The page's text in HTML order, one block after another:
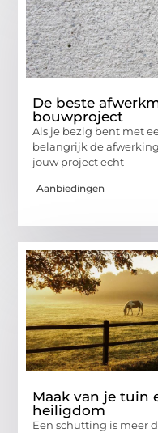
De beste
bouwproject
Als je bezig bent met
belangrijk de
jouw project echt
Aanbiedingen
Maak van je tuin
heiligdom
Een schutting is meer